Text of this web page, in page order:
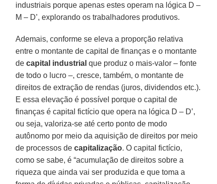
industriais porque apenas estes operam na lógica D –
M – D’, explorando os trabalhadores produtivos.
Ademais, conforme se eleva a proporção relativa
entre o montante de capital de finanças e o montante
decapital industrial que produz o mais-valor – fonte
de todo o lucro –, cresce, também, o montante de
direitos de extração de rendas (juros, dividendos etc.).
E essa elevação é possível porque o capital de
finanças é capital fictício que opera na lógica D – D’,
ou seja, valoriza-se até certo ponto de modo
autônomo por meio da aquisição de direitos por meio
de processos decapitalização. O capital fictício,
como se sabe, é “acumulação de direitos sobre a
riqueza que ainda vai ser produzida e que toma a